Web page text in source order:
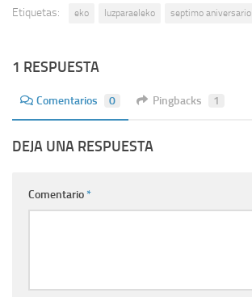
Etiquetas: eko luzparaeleko septimo aniversario
1 RESPUESTA
Comentarios 0 Pingbacks 1
DEJA UNA RESPUESTA
Comentario*